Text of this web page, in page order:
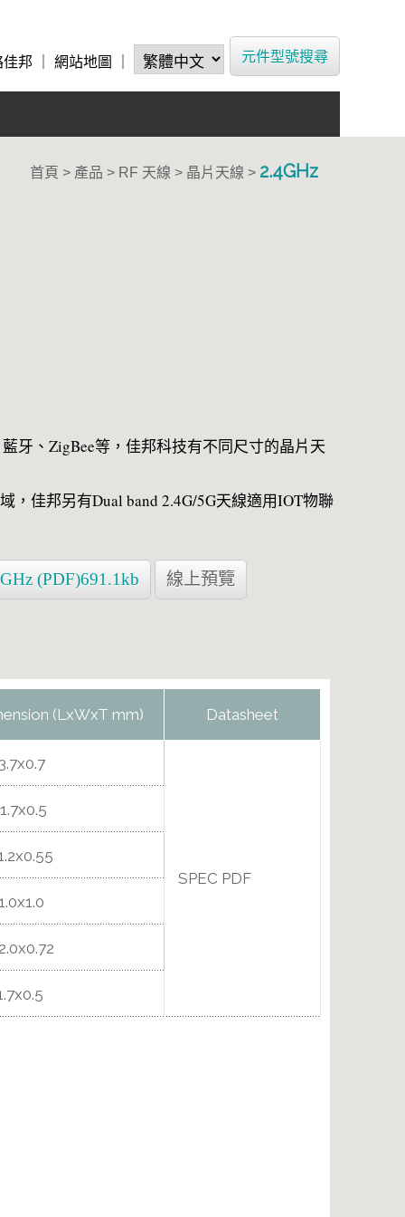
佳邦 網站地圖 元件型號搜尋
首頁 > 產品 > RF 天線 > 晶片天線 > 2.4GHz
牙、ZigBee等，佳邦科技有不同尺寸的晶片天
，佳邦另有Dual band 2.4G/5G天線適用IOT物聯
(PDF)691.1kb 線上預覽
(LxWxT mm) Datasheet
SPEC PDF